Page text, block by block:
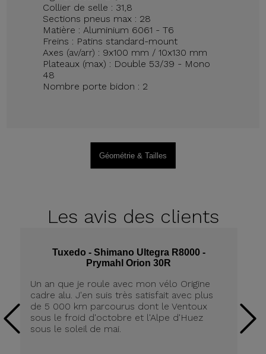
Collier de selle : 31,8
Sections pneus max : 28
Matière : Aluminium 6061 - T6
Freins : Patins standard-mount
Axes (av/arr) : 9x100 mm / 10x130 mm
Plateaux (max) : Double 53/39 - Mono
48
Nombre porte bidon : 2
Géométrie & Tailles
Les avis des clients
Tuxedo - Shimano Ultegra R8000 -
Prymahl Orion 30R
Un an que je roule avec mon vélo Origine
cadre alu. J'en suis très satisfait avec plus
de 5 000 km parcourus dont le Ventoux
sous le froid d'octobre et l'Alpe d'Huez
sous le soleil de mai.